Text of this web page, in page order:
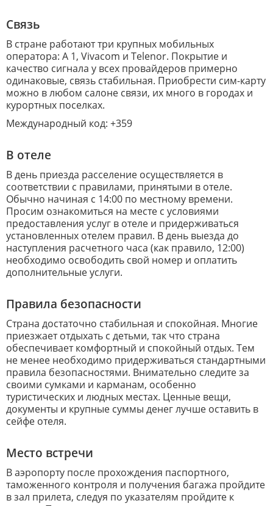
Связь
В стране работают три крупных мобильных
оператора: А 1, Vivacom и Telenor. Покрытие и
качество сигнала у всех провайдеров примерно
одинаковые, связь стабильная. Приобрести сим-карту
можно в любом салоне связи, их много в городах и
курортных поселках.
Международный код: +359
В отеле
В день приезда расселение осуществляется в
соответствии с правилами, принятыми в отеле.
Обычно начиная с 14:00 по местному времени.
Просим ознакомиться на месте с условиями
предоставления услуг в отеле и придерживаться
установленных отелем правил. В день выезда до
наступления расчетного часа (как правило, 12:00)
необходимо освободить свой номер и оплатить
дополнительные услуги.
Правила безопасности
Страна достаточно стабильная и спокойная. Многие
приезжает отдыхать с детьми, так что страна
обеспечивает комфортный и спокойный отдых. Тем
не менее необходимо придерживаться стандартными
правила безопасностями. Внимательно следите за
своими сумками и карманам, особенно
туристических и людных местах. Ценные вещи,
документы и крупные суммы денег лучше оставить в
сейфе отеля.
Место встречи
В аэропорту после прохождения паспортного,
таможенного контроля и получения багажа пройдите
в зал прилета, следуя по указателям пройдите к